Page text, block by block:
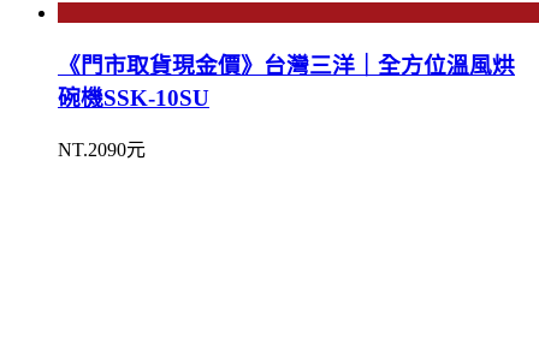
《門市取貨現金價》台灣三洋｜全方位溫風烘
碗機SSK-10SU
NT.2090元